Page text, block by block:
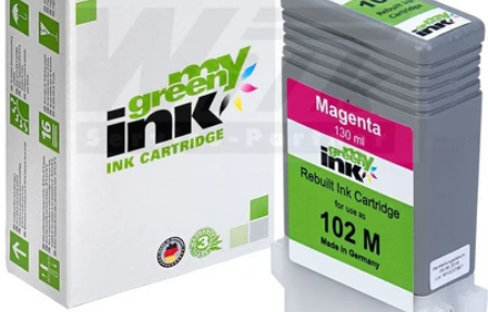
Sie das Medium 0 im Modalformat